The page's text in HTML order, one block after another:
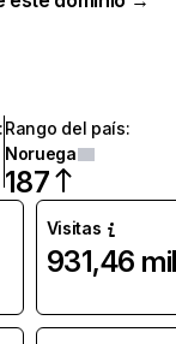
:Rango del país:
Noruega
187
Visitas
931,46 mil